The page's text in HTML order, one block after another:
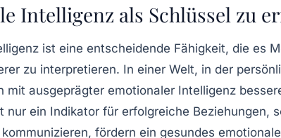
Intelligenz als Schlüssel zu
ist eine entscheidende Fähigkeit, die es
zu interpretieren. In einer Welt, in der
mit ausgeprägter emotionaler Intelligenz
nur ein Indikator für erfolgreiche Beziehungen,
fördern ein gesundes